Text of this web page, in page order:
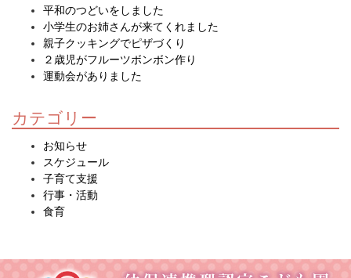
平和のつどいをしました
小学生のお姉さんが来てくれました
親子クッキングでピザづくり
２歳児がフルーツボンボン作り
運動会がありました
カテゴリー
お知らせ
スケジュール
子育て支援
行事・活動
食育